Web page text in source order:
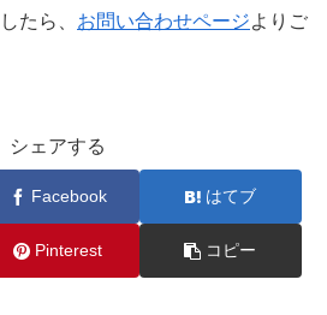
たら、 お問い合わせページよりご
シェアする
Facebook はてブ
Pinterest コピー